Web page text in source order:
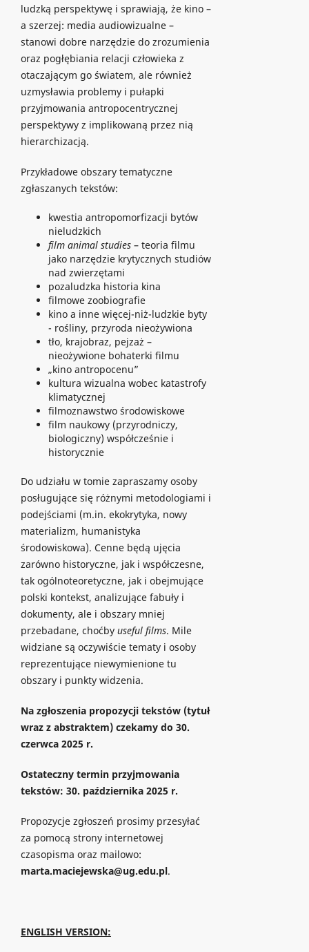
ludzką perspektywę i sprawiają, że kino –
a szerzej: media audiowizualne –
stanowi dobre narzędzie do zrozumienia
oraz pogłębiania relacji człowieka z
otaczającym go światem, ale również
uzmysławia problemy i pułapki
przyjmowania antropocentrycznej
perspektywy z implikowaną przez nią
hierarchizacją.
Przykładowe obszary tematyczne
zgłaszanych tekstów:
kwestia antropomorfizacji bytów
nieludzkich
film animal studies– teoria filmu
jako narzędzie krytycznych studiów
nad zwierzętami
pozaludzka historia kina
filmowe zoobiografie
kino a inne więcej-niż-ludzkie byty
- rośliny, przyroda nieożywiona
tło, krajobraz, pejzaż –
nieożywione bohaterki filmu
„kino antropocenu”
kultura wizualna wobec katastrofy
klimatycznej
filmoznawstwo środowiskowe
film naukowy (przyrodniczy,
biologiczny) współcześnie i
historycznie
Do udziału w tomie zapraszamy osoby
posługujące się różnymi metodologiami i
podejściami (m.in. ekokrytyka, nowy
materializm, humanistyka
środowiskowa). Cenne będą ujęcia
zarówno historyczne, jak i współczesne,
tak ogólnoteoretyczne, jak i obejmujące
polski kontekst, analizujące fabuły i
dokumenty, ale i obszary mniej
przebadane, choćby useful films. Mile
widziane są oczywiście tematy i osoby
reprezentujące niewymienione tu
obszary i punkty widzenia.
Na zgłoszenia propozycji tekstów (tytuł
wraz z abstraktem) czekamy do 30.
czerwca 2025 r.
Ostateczny termin przyjmowania
tekstów: 30. października 2025 r.
Propozycje zgłoszeń prosimy przesyłać
za pomocą strony internetowej
czasopisma oraz mailowo:
marta.maciejewska@ug.edu.pl.
ENGLISH VERSION: